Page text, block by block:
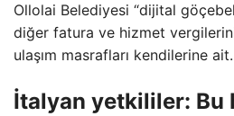
Ollolai Belediyesi “dijital
diğer fatura ve hizmet
ulaşım masrafları kendilerine ait.
İtalyan yetkililer: Bu